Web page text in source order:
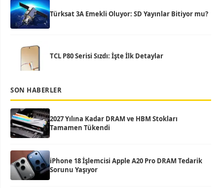
Türksat 3A Emekli Oluyor: SD Yayınlar Bitiyor mu?
TCL P80 Serisi Sızdı: İşte İlk Detaylar
SON HABERLER
2027 Yılına Kadar DRAM ve HBM Stokları
Tamamen Tükendi
iPhone 18 İşlemcisi Apple A20 Pro DRAM Tedarik
Sorunu Yaşıyor